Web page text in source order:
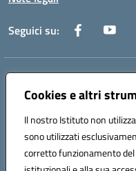
Cookies e altri
Il nostro Istituto non
sono utilizzati
corretto funzionamento
Seguici su:
Indirizzo:
Centralino:0733/815931 -
Posta elettronica certificata
Codice fiscale: 80006860433
Codice meccanografico: